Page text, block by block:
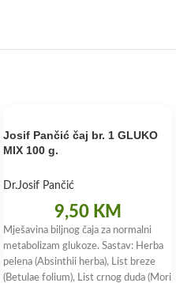
Josif Pančić čaj br. 1 GLUKO
MIX 100 g.
Dr.Josif Pančić
9,50 KM
Mješavina biljnog čaja za normalni
metabolizam glukoze. Sastav: Herba
pelena (Absinthii herba), List breze
(Betulae folium), List crnog duda (Mori